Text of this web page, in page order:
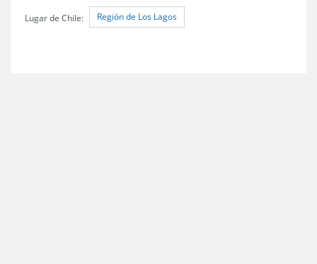
Lugar de Chile: Región de Los Lagos